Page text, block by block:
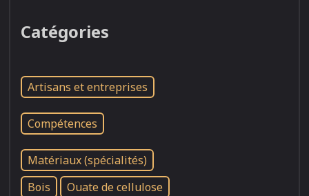
Catégories
Artisans et entreprises
Compétences
Matériaux (spécialités)
Bois
Ouate de cellulose